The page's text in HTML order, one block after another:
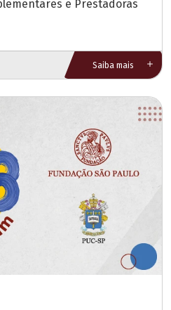
e Prestadoras
Saiba mais